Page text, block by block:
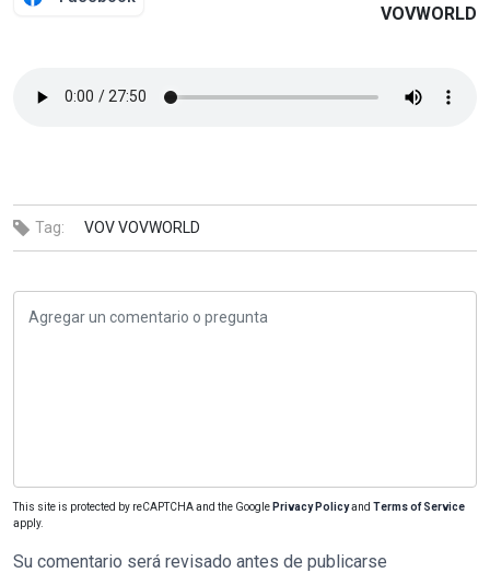
VOVWORLD
Tag: VOVVOVWORLD
This site is protected by reCAPTCHA and the Google Privacy Policyand Terms of Service
apply.
Su comentario será revisado antes de publicarse